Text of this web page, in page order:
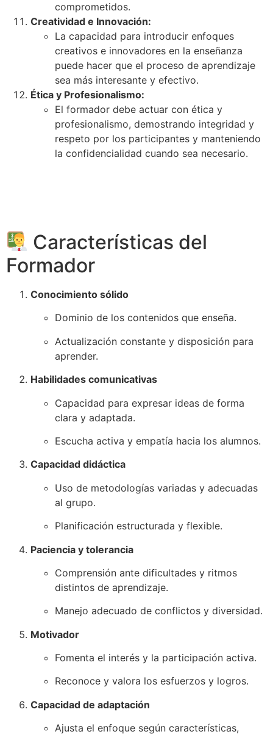
comprometidos.
Creatividad e Innovación:
La capacidad para introducir enfoques
creativos e innovadores en la enseñanza
puede hacer que el proceso de aprendizaje
sea más interesante y efectivo.
Ética y Profesionalismo:
El formador debe actuar con ética y
profesionalismo, demostrando integridad y
respeto por los participantes y manteniendo
la confidencialidad cuando sea necesario.
Características del
Formador
Conocimiento sólido
Dominio de los contenidos que enseña.
Actualización constante y disposición para
aprender.
Habilidades comunicativas
Capacidad para expresar ideas de forma
clara y adaptada.
Escucha activa y empatía hacia los alumnos.
Capacidad didáctica
Uso de metodologías variadas y adecuadas
al grupo.
Planificación estructurada y flexible.
Paciencia y tolerancia
Comprensión ante dificultades y ritmos
distintos de aprendizaje.
Manejo adecuado de conflictos y diversidad.
Motivador
Fomenta el interés y la participación activa.
Reconoce y valora los esfuerzos y logros.
Capacidad de adaptación
Ajusta el enfoque según características,